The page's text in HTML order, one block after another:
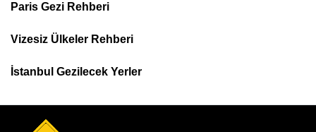
Top
Menu
Paris Gezi Rehberi
Vizesiz Ülkeler Rehberi
İstanbul Gezilecek Yerler